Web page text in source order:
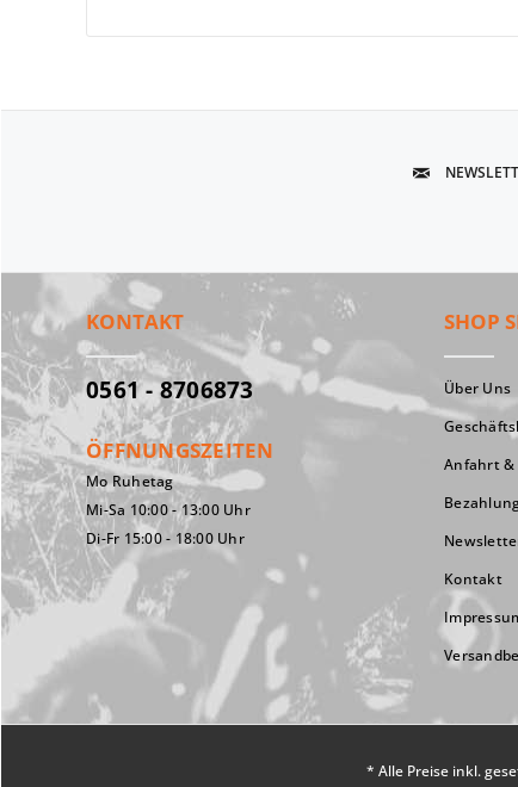
KONTAKT
0561 - 8706873
ÖFFNUNGSZEITEN
Mo Ruhetag
Mi-Sa 10:00 - 13:00 Uhr
Di-Fr 15:00 - 18:00 Uhr
SHOP
Über Uns
Anfahrt &
Kontakt
* Alle Preise inkl.